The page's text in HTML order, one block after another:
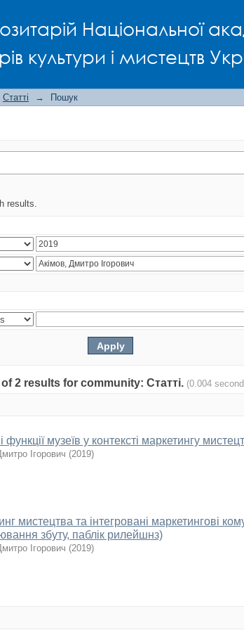
Національної
культури і мистецтв
Статті → Пошук
results.
2 results for community: Статті. (0.004
функції музеїв у контексті маркетингу
Ігорович (2019)
мистецтва та інтегровані маркетингові
збуту, паблік рилейшнз)
Ігорович (2019)